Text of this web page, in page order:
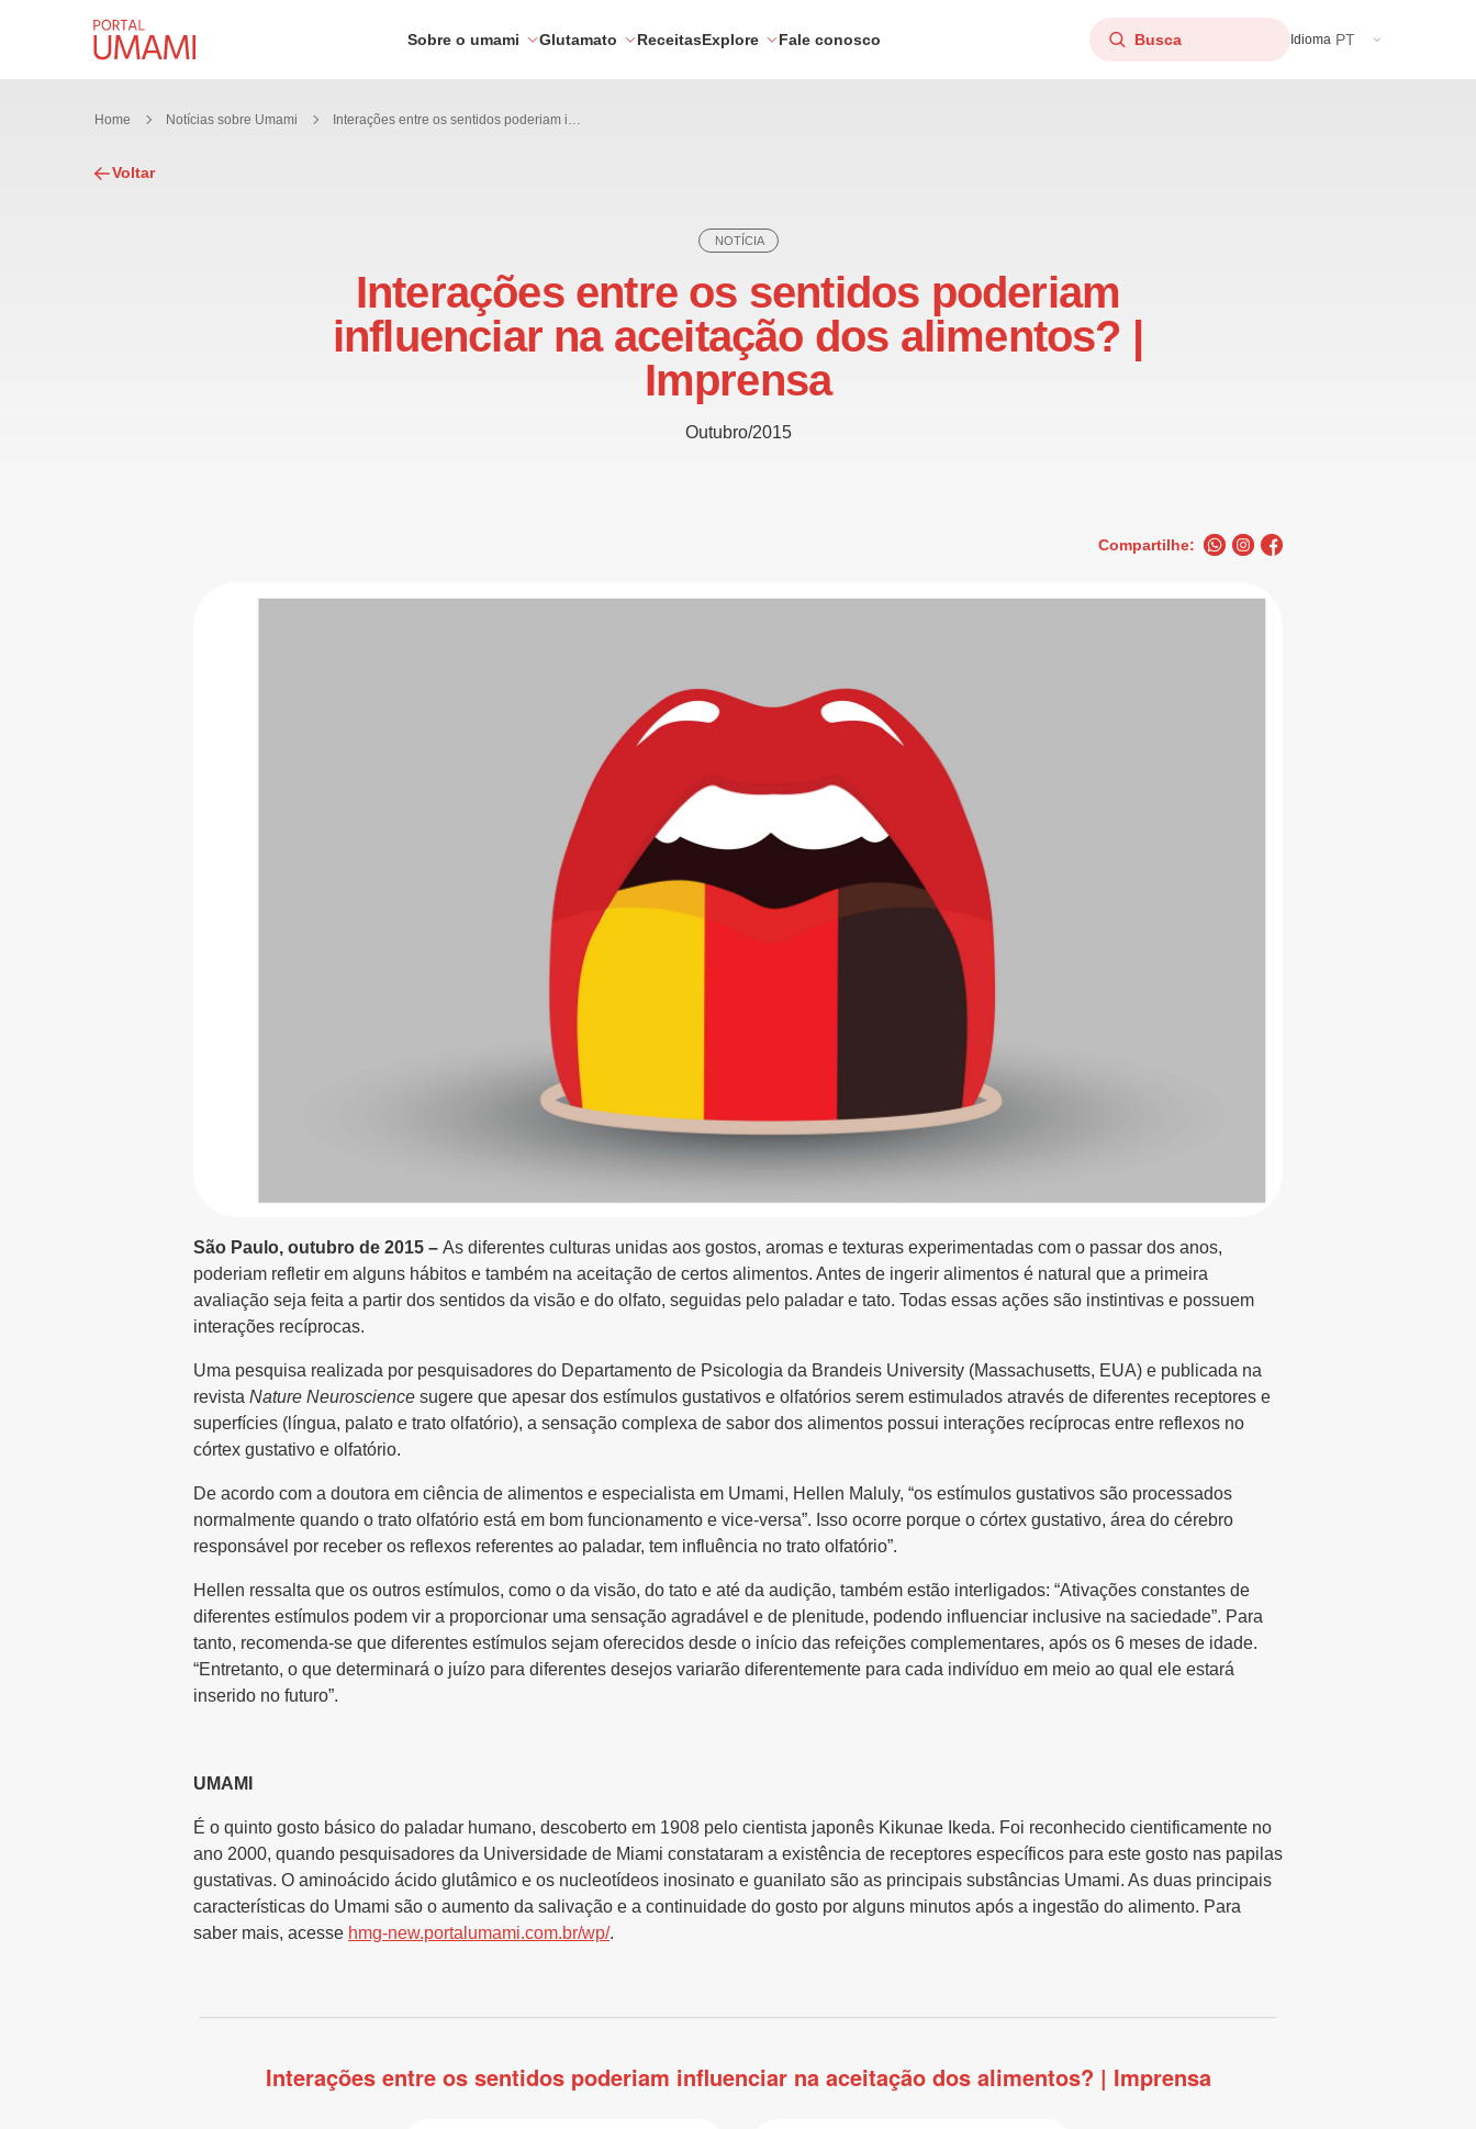
Sobre o umami Glutamato ReceitasExplore Fale conosco Idioma PT
Home Notícias sobre Umami Interações entre os sentidos poderiam influenciar na aceitação dos alimentos? | Imprensa
Voltar
NOTÍCIA
Interações entre os sentidos poderiam
influenciar na aceitação dos alimentos? |
Imprensa
Outubro/2015
Compartilhe:
São Paulo, outubro de 2015 – As diferentes culturas unidas aos gostos, aromas e texturas experimentadas com o passar dos anos,
poderiam refletir em alguns hábitos e também na aceitação de certos alimentos. Antes de ingerir alimentos é natural que a primeira
avaliação seja feita a partir dos sentidos da visão e do olfato, seguidas pelo paladar e tato. Todas essas ações são instintivas e possuem
interações recíprocas.
Uma pesquisa realizada por pesquisadores do Departamento de Psicologia da Brandeis University (Massachusetts, EUA) e publicada na
revista Nature Neuroscience sugere que apesar dos estímulos gustativos e olfatórios serem estimulados através de diferentes receptores e
superfícies (língua, palato e trato olfatório), a sensação complexa de sabor dos alimentos possui interações recíprocas entre reflexos no
córtex gustativo e olfatório.
De acordo com a doutora em ciência de alimentos e especialista em Umami, Hellen Maluly, “os estímulos gustativos são processados
normalmente quando o trato olfatório está em bom funcionamento e vice-versa”. Isso ocorre porque o córtex gustativo, área do cérebro
responsável por receber os reflexos referentes ao paladar, tem influência no trato olfatório”.
Hellen ressalta que os outros estímulos, como o da visão, do tato e até da audição, também estão interligados: “Ativações constantes de
diferentes estímulos podem vir a proporcionar uma sensação agradável e de plenitude, podendo influenciar inclusive na saciedade”. Para
tanto, recomenda-se que diferentes estímulos sejam oferecidos desde o início das refeições complementares, após os 6 meses de idade.
“Entretanto, o que determinará o juízo para diferentes desejos variarão diferentemente para cada indivíduo em meio ao qual ele estará
inserido no futuro”.
UMAMI
É o quinto gosto básico do paladar humano, descoberto em 1908 pelo cientista japonês Kikunae Ikeda. Foi reconhecido cientificamente no
ano 2000, quando pesquisadores da Universidade de Miami constataram a existência de receptores específicos para este gosto nas papilas
gustativas. O aminoácido ácido glutâmico e os nucleotídeos inosinato e guanilato são as principais substâncias Umami. As duas principais
características do Umami são o aumento da salivação e a continuidade do gosto por alguns minutos após a ingestão do alimento. Para
saber mais, acesse hmg-new.portalumami.com.br/wp/.
Interações entre os sentidos poderiam influenciar na aceitação dos alimentos? | Imprensa